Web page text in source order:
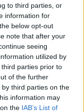
to third parties, or
information for
below opt-out
note that after your
seeing
utilized by
parties prior to
of the further
third parties on the
information may
the IAB’s List of